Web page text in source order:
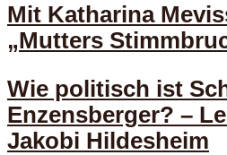
Mit Katharina
„Mutters
Wie politisch ist
Enzensberger? –
Jakobi Hildesheim